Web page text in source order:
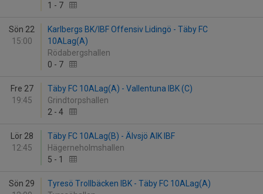
1 - 7
Sön 22
15:00
Karlbergs BK/IBF Offensiv Lidingö - Täby FC
10ALag(A)
Rödabergshallen
0 - 7
Fre 27
19:45
Täby FC 10ALag(A) - Vallentuna IBK (C)
Grindtorpshallen
2 - 4
Lör 28
12:45
Täby FC 10ALag(B) - Älvsjö AIK IBF
Hägerneholmshallen
5 - 1
Sön 29
Tyresö Trollbäcken IBK - Täby FC 10ALag(A)